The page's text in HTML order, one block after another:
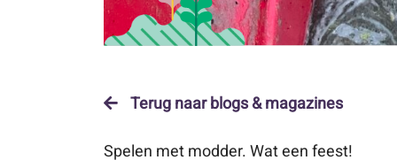
Terug naar blogs & magazines
Spelen met modder. Wat een feest!